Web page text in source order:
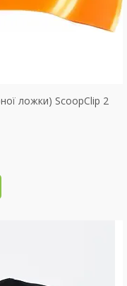
ложки) ScoopClip 2